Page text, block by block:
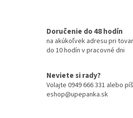
Doručenie do 48 hodín
na akúkoľvek adresu pri
do 10 hodín v pracovné dni
Neviete si rady?
Volajte 0949 666 331 alebo
eshop@upepanka.sk